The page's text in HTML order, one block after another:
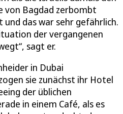
von Bagdad zerbombt
und das war sehr gefährlich.
der vergangenen
sagt er.
in Dubai
sie zunächst ihr Hotel
der üblichen
in einem Café, als es